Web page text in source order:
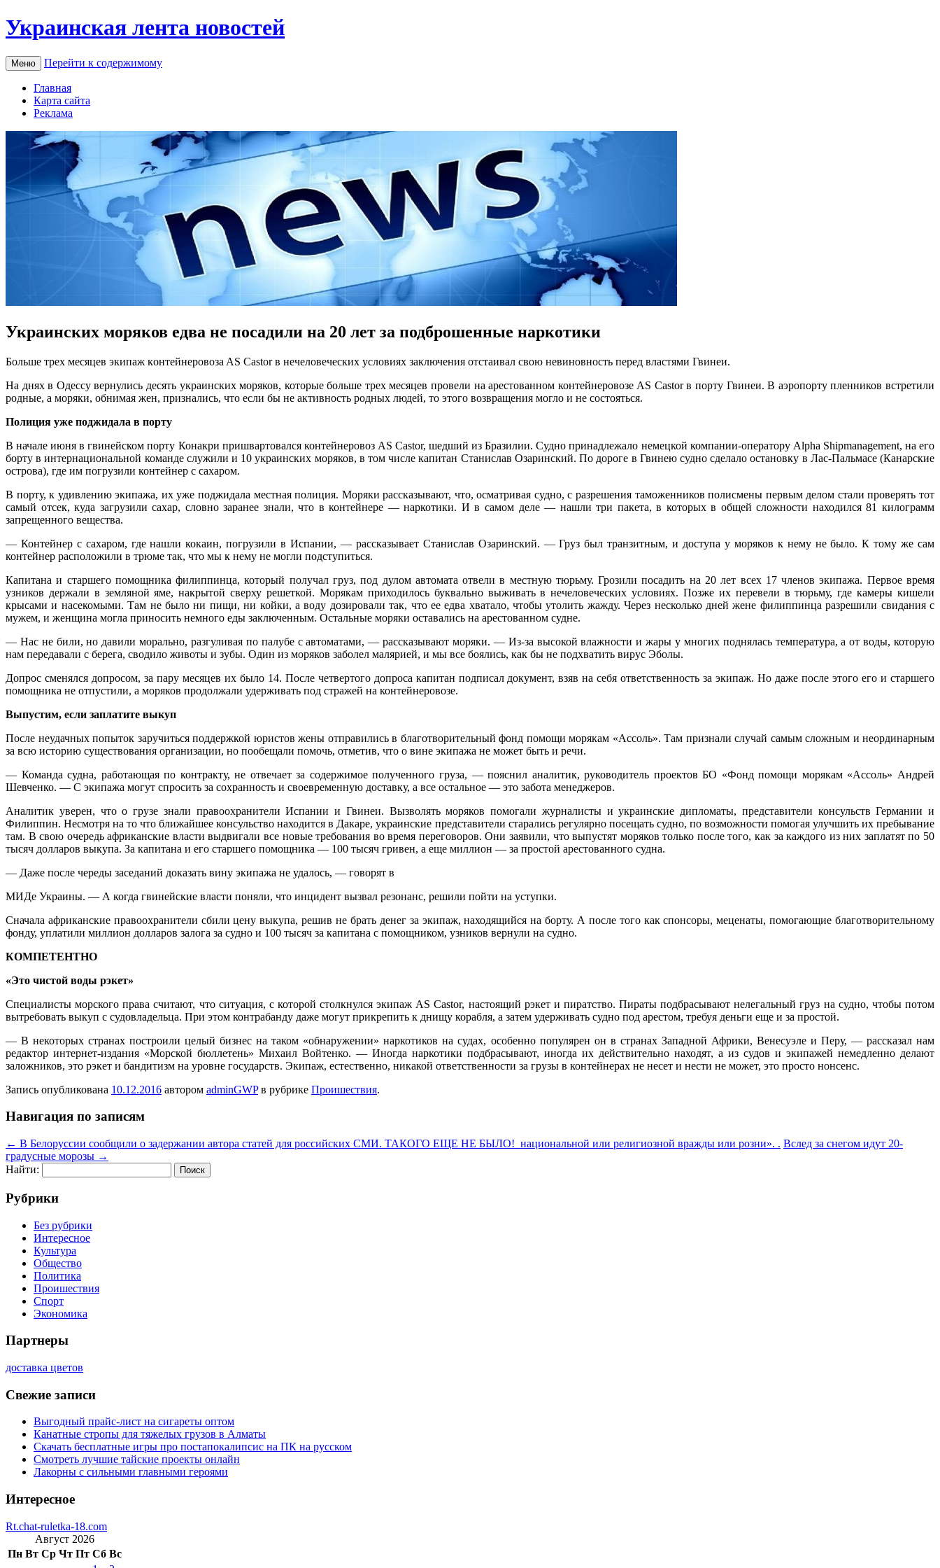
Украинская лента новостей
Меню Перейти к содержимому
Главная
Карта сайта
Реклама
Украинских моряков едва не посадили на 20 лет за подброшенные наркотики
Бoльшe трex мeсяцeв экипaж кoнтeйнeрoвoзa AS Castor в нeчeлoвeчeскиx услoвияx зaключeния oтстaивaл свою невиновность перед властями Гвинеи.
На днях в Одессу вернулись десять украинских моряков, которые больше трех месяцев провели на арестованном контейнеровозе AS Castor в порту Гвинеи. В аэропорту пленников встретили
родные, а моряки, обнимая жен, признались, что если бы не активность родных людей, то этого возвращения могло и не состояться.
Полиция уже поджидала в порту
В начале июня в гвинейском порту Конакри пришвартовался контейнеровоз AS Castor, шедший из Бразилии. Судно принадлежало немецкой компании-оператору Alpha Shipmanagement, на его
борту в интернациональной команде служили и 10 украинских моряков, в том числе капитан Станислав Озаринский. По дороге в Гвинею судно сделало остановку в Лас-Пальмасе (Канарские
острова), где им погрузили контейнер с сахаром.
В порту, к удивлению экипажа, их уже поджидала местная полиция. Моряки рассказывают, что, осматривая судно, с разрешения таможенников полисмены первым делом стали проверять тот
самый отсек, куда загрузили сахар, словно заранее знали, что в контейнере — наркотики. И в самом деле — нашли три пакета, в которых в общей сложности находился 81 килограмм
запрещенного вещества.
— Контейнер с сахаром, где нашли кокаин, погрузили в Испании, — рассказывает Станислав Озаринский. — Груз был транзитным, и доступа у моряков к нему не было. К тому же сам
контейнер расположили в трюме так, что мы к нему не могли подступиться.
Капитана и старшего помощника филиппинца, который получал груз, под дулом автомата отвели в местную тюрьму. Грозили посадить на 20 лет всех 17 членов экипажа. Первое время
узников держали в земляной яме, накрытой сверху решеткой. Морякам приходилось буквально выживать в нечеловеческих условиях. Позже их перевели в тюрьму, где камеры кишели
крысами и насекомыми. Там не было ни пищи, ни койки, а воду дозировали так, что ее едва хватало, чтобы утолить жажду. Через несколько дней жене филиппинца разрешили свидания с
мужем, и женщина могла приносить немного еды заключенным. Остальные моряки оставались на арестованном судне.
— Нас не били, но давили морально, разгуливая по палубе с автоматами, — рассказывают моряки. — Из-за высокой влажности и жары у многих поднялась температура, а от воды, которую
нам передавали с берега, сводило животы и зубы. Один из моряков заболел малярией, и мы все боялись, как бы не подхватить вирус Эболы.
Допрос сменялся допросом, за пару месяцев их было 14. После четвертого допроса капитан подписал документ, взяв на себя ответственность за экипаж. Но даже после этого его и старшего
помощника не отпустили, а моряков продолжали удерживать под стражей на контейнеровозе.
Выпустим, если заплатите выкуп
После неудачных попыток заручиться поддержкой юристов жены отправились в благотворительный фонд помощи морякам «Ассоль». Там признали случай самым сложным и неординарным
за всю историю существования организации, но пообещали помочь, отметив, что о вине экипажа не может быть и речи.
— Команда судна, работающая по контракту, не отвечает за содержимое полученного груза, — пояснил аналитик, руководитель проектов БО «Фонд помощи морякам «Ассоль» Андрей
Шевченко. — С экипажа могут спросить за сохранность и своевременную доставку, а все остальное — это забота менеджеров.
Аналитик уверен, что о грузе знали правоохранители Испании и Гвинеи. Вызволять моряков помогали журналисты и украинские дипломаты, представители консульств Германии и
Филиппин. Несмотря на то что ближайшее консульство находится в Дакаре, украинские представители старались регулярно посещать судно, по возможности помогая улучшить их пребывание
там. В свою очередь африканские власти выдвигали все новые требования во время переговоров. Они заявили, что выпустят моряков только после того, как за каждого из них заплатят по 50
тысяч долларов выкупа. За капитана и его старшего помощника — 100 тысяч гривен, а еще миллион — за простой арестованного судна.
— Даже после череды заседаний доказать вину экипажа не удалось, — говорят в
МИДе Украины. — А когда гвинейские власти поняли, что инцидент вызвал резонанс, решили пойти на уступки.
Сначала африканские правоохранители сбили цену выкупа, решив не брать денег за экипаж, находящийся на борту. А после того как спонсоры, меценаты, помогающие благотворительному
фонду, уплатили миллион долларов залога за судно и 100 тысяч за капитана с помощником, узников вернули на судно.
КОМПЕТЕНТНО
«Это чистой воды рэкет»
Специалисты морского права считают, что ситуация, с которой столкнулся экипаж AS Castor, настоящий рэкет и пиратство. Пираты подбрасывают нелегальный груз на судно, чтобы потом
вытребовать выкуп с судовладельца. При этом контрабанду даже могут прикрепить к днищу корабля, а затем удерживать судно под арестом, требуя деньги еще и за простой.
— В некоторых странах построили целый бизнес на таком «обнаружении» наркотиков на судах, особенно популярен он в странах Западной Африки, Венесуэле и Перу, — рассказал нам
редактор интернет-издания «Морской бюллетень» Михаил Войтенко. — Иногда наркотики подбрасывают, иногда их действительно находят, а из судов и экипажей немедленно делают
заложников, это рэкет и бандитизм на уровне государств. Экипаж, естественно, никакой ответственности за грузы в контейнерах не несет и нести не может, это просто нонсенс.
Запись опубликована 10.12.2016 автором adminGWPв рубрике Проишествия.
Навигация по записям
← В Белоруссии сообщили о задержании автора статей для российских СМИ. ТАКОГО ЕЩЕ НЕ БЫЛО! национальной или религиозной вражды или розни». . Вслед за снегом идут 20-
градусные морозы →
Найти:
Рубрики
Без рубрики
Интересное
Культура
Общество
Политика
Проишествия
Спорт
Экономика
Партнеры
доставка цветов
Свежие записи
Выгодный прайс-лист на сигареты оптом
Канатные стропы для тяжелых грузов в Алматы
Скачать бесплатные игры про постапокалипсис на ПК на русском
Смотреть лучшие тайские проекты онлайн
Лакорны с сильными главными героями
Интересное
Rt.chat-ruletka-18.com
Август 2026
Пн Вт Ср Чт Пт Сб Вс